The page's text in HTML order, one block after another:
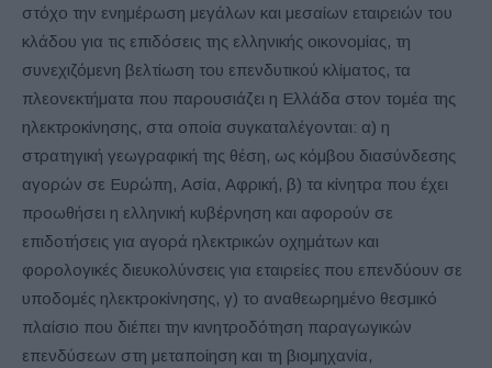
στόχο την ενημέρωση μεγάλων και μεσαίων εταιρειών του
κλάδου για τις επιδόσεις της ελληνικής οικονομίας, τη
συνεχιζόμενη βελτίωση του επενδυτικού κλίματος, τα
πλεονεκτήματα που παρουσιάζει η Ελλάδα στον τομέα της
ηλεκτροκίνησης, στα οποία συγκαταλέγονται: α) η
στρατηγική γεωγραφική της θέση, ως κόμβου διασύνδεσης
αγορών σε Ευρώπη, Ασία, Αφρική, β) τα κίνητρα που έχει
προωθήσει η ελληνική κυβέρνηση και αφορούν σε
επιδοτήσεις για αγορά ηλεκτρικών οχημάτων και
φορολογικές διευκολύνσεις για εταιρείες που επενδύουν σε
υποδομές ηλεκτροκίνησης, γ) το αναθεωρημένο θεσμικό
πλαίσιο που διέπει την κινητροδότηση παραγωγικών
επενδύσεων στη μεταποίηση και τη βιομηχανία,